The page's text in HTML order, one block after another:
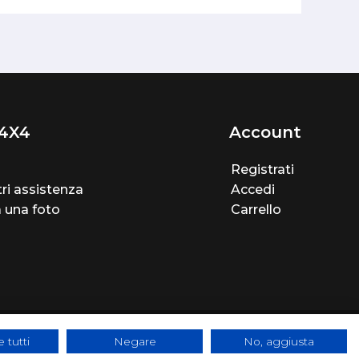
assistenza
una foto
Account
Registrati
Accedi
Carrello
tutti Negare No, aggiusta